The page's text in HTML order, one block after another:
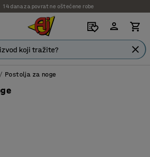
14 dana za povrat ne oštećene robe
Postolja za noge